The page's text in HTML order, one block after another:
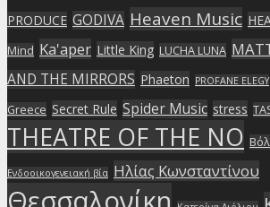
PRODUCE GODIVA Heaven Music
Mind Ka'aper Little King LUCHA LUNA
AND THE MIRRORS Phaeton PROFANE ELEGY
Greece Secret Rule Spider Music stress
THEATRE OF THE NO
Ενδοοικογενειακή βία Ηλίας Κωνσταντίνου